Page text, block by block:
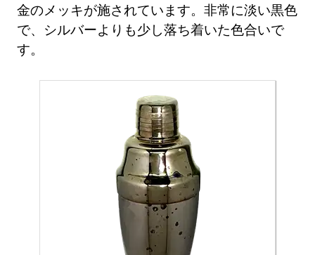
金のメッキが施されています。非常に淡い黒色
で、シルバーよりも少し落ち着いた色合いで
す。